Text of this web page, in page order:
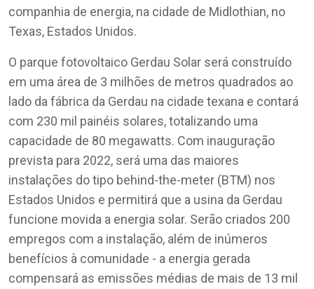
companhia de energia, na cidade de Midlothian, no
Texas, Estados Unidos.
O parque fotovoltaico Gerdau Solar será construído
em uma área de 3 milhões de metros quadrados ao
lado da fábrica da Gerdau na cidade texana e contará
com 230 mil painéis solares, totalizando uma
capacidade de 80 megawatts. Com inauguração
prevista para 2022, será uma das maiores
instalações do tipo behind-the-meter (BTM) nos
Estados Unidos e permitirá que a usina da Gerdau
funcione movida a energia solar. Serão criados 200
empregos com a instalação, além de inúmeros
benefícios à comunidade - a energia gerada
compensará as emissões médias de mais de 13 mil